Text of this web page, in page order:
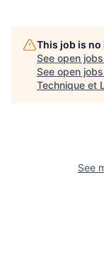
This job is
See open
See open
Technique et
See